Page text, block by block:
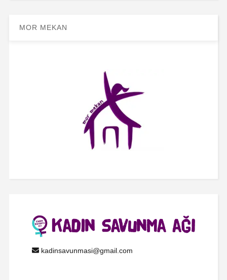
MOR MEKAN
kadinsavunmasi@gmail.com